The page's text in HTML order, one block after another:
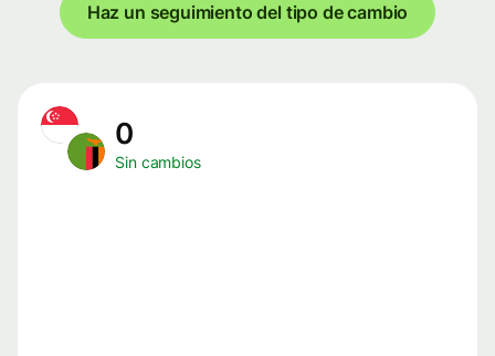
Haz un seguimiento del tipo de cambio
0
Sin cambios